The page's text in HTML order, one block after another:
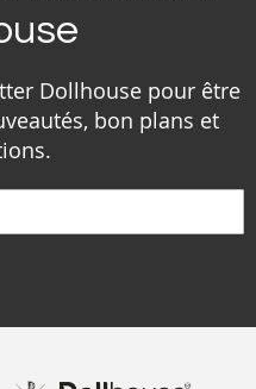
Dollhouse pour être
bon plans et